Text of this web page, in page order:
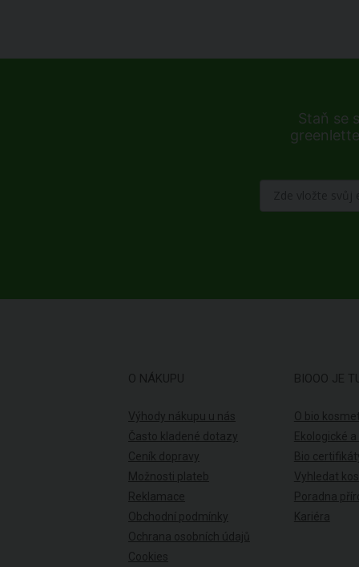
Staň se
O NÁKUPU
Výhody nákupu u nás
Často kladené dotazy
Ceník dopravy
Možnosti plateb
Reklamace
Obchodní podmínky
Ochrana osobních údajů
Cookies
BIOOO JE
O bio
Ekologické
Bio
Vyhledat
Poradna
Kariéra